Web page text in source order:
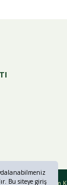
Bu siteye girişTüm